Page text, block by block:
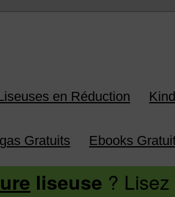
Kobo, Vivlio,
en Réduction
Gratuits Ebooks
liseuse ?